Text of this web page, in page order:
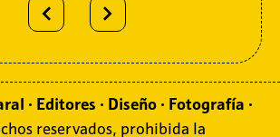
· Editores · Diseño · Fotografía ·
reservados, prohibida la